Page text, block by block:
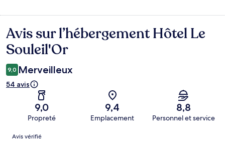
Avis
Avis sur l’hébergement Hôtel Le
Souleil'Or
9,0 Merveilleux
54 avis
9,0
Propreté
9,4
Emplacement
8,8
Personnel et service
Avis
Avis vérifié